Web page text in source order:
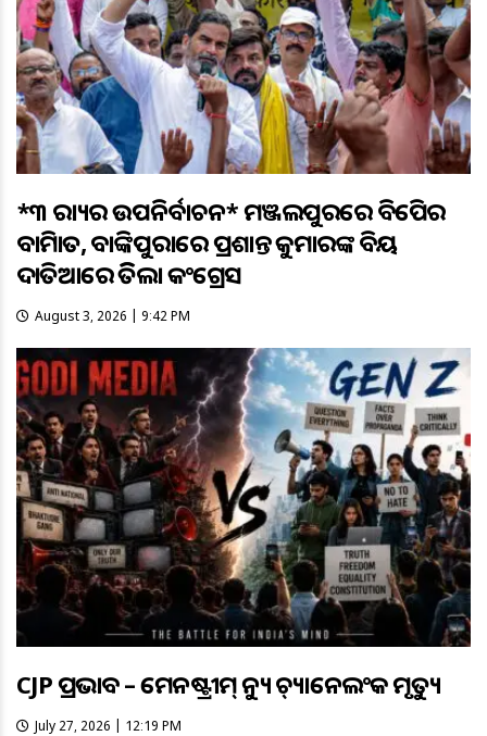
*୩ ରାଜ୍ୟର ଉପନିର୍ବାଚନ* ମଞ୍ଜଲପୁରରେ ବିଜେପିର
ବାଜିମାତ, ବାଙ୍କିପୁରାରେ ପ୍ରଶାନ୍ତ କୁମାରଙ୍କ ବିଜୟ
ଦାତିଆରେ ଜିତିଲା କଂଗ୍ରେସ
August 3, 2026 | 9:42 PM
CJP ପ୍ରଭାବ – ମେନଷ୍ଟ୍ରୀମ୍ ନ୍ୟୁଜ୍ ଚ୍ୟାନେଲଂକ ମୃତ୍ୟୁ
July 27, 2026 | 12:19 PM